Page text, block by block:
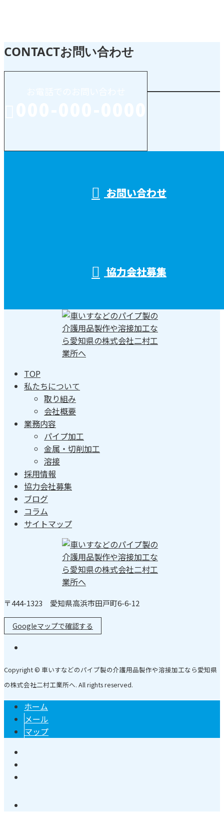
CONTACTお問い合わせ
お問い合わせ
協力会社募集
TOP
私たちについて
取り組み
会社概要
業務内容
パイプ加工
金属・切削加工
溶接
採用情報
協力会社募集
ブログ
コラム
サイトマップ
〒444-1323 愛知県高浜市田戸町6-6-12
Googleマップで確認する
Copyright © 車いすなどのパイプ製の介護用品製作や溶接加工なら愛知県
の株式会社二村工業所へ. All rights reserved.
ホーム
メール
マップ